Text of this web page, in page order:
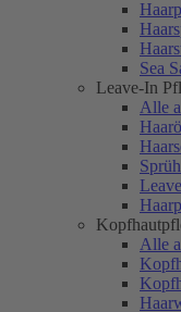
Sea
Leave-In
Alle
Alle